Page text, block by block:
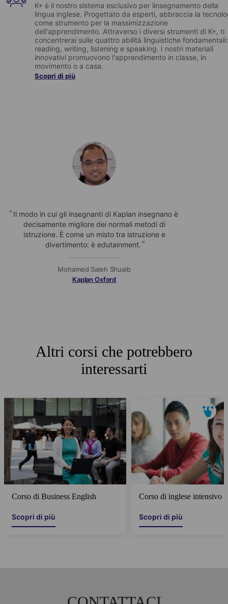
K+ è il nostro sistema esclusivo per linsegnamento della
lingua inglese. Progettato da esperti, abbraccia la
come strumento per la massimizzazione
dell'apprendimento. Attraverso i diversi strumenti di K+, ti
concentrerai sulle quattro abilità linguistiche fondamentali:
reading, writing, listening e speaking. I nostri materiali
innovativi promuovono l'apprendimento in classe, in
movimento o a casa.
Scopri di più
Il modo in cui gli insegnanti di Kaplan insegnano è
decisamente migliore dei normali metodi di
istruzione. È come un misto tra istruzione e
divertimento: è edutainment.
Mohamed Saleh Shuaib
Kaplan Oxford
Altri corsi che potrebbero
interessarti
Corso di Business English
Scopri di più
Corso di inglese intensivo
Scopri di più